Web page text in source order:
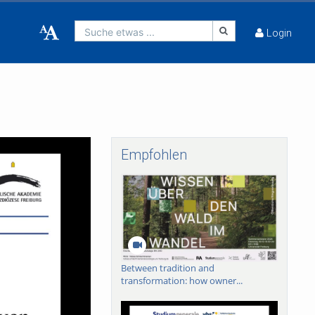
Suche etwas ... Login
Empfohlen
Between tradition and
transformation: how owner...